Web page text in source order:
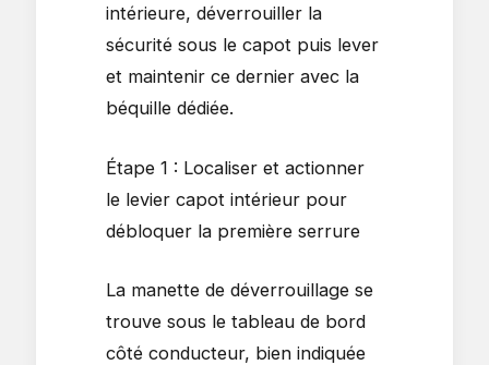
intérieure, déverrouiller la
sécurité sous le capot puis lever
et maintenir ce dernier avec la
béquille dédiée.
Étape 1 : Localiser et actionner
le levier capot intérieur pour
débloquer la première serrure
La manette de déverrouillage se
trouve sous le tableau de bord
côté conducteur, bien indiquée